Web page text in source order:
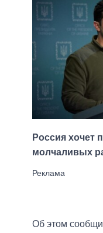
Россия хочет
молчаливых
Об этом